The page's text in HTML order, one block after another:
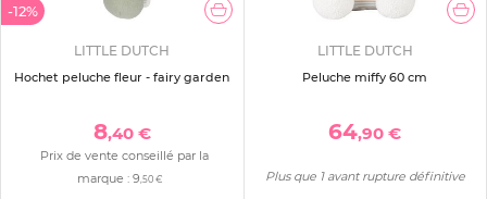
-12%
LITTLE DUTCH
Hochet peluche fleur - fairy garden
8,40 €
Prix de vente conseillé par la
marque : 9,50 €
LITTLE DUTCH
Peluche miffy 60 cm
64,90 €
Plus que 1 avant rupture définitive